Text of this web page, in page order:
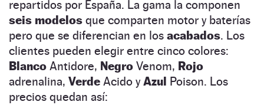
repartidos por España. La gama la componen
seis modelos que comparten motor y baterías
pero que se diferencian en los acabados. Los
clientes pueden elegir entre cinco colores:
Blanco Antidore, Negro Venom, Rojo
adrenalina, Verde Acido yAzul Poison. Los
precios quedan así: